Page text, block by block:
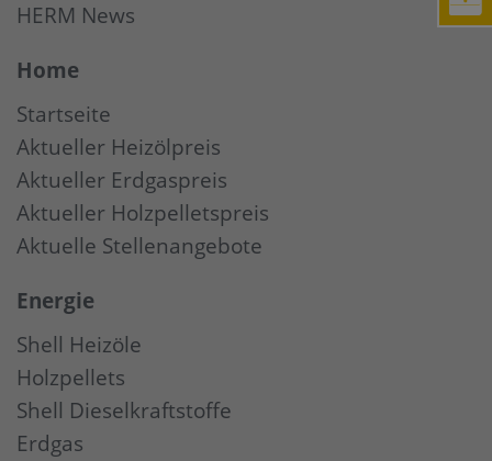
HERM News
Home
Startseite
Aktueller Heizölpreis
Aktueller Erdgaspreis
Aktueller Holzpelletspreis
Aktuelle Stellenangebote
Energie
Shell Heizöle
Holzpellets
Shell Dieselkraftstoffe
Erdgas